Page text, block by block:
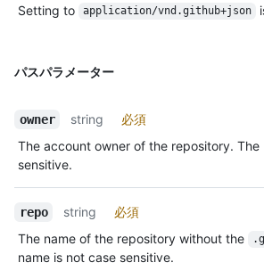
Setting to
application/vnd.github+json
パスパラメーター
owner string
必須
The account owner of the repository. The
sensitive.
repo string
必須
The name of the repository without the
name is not case sensitive.